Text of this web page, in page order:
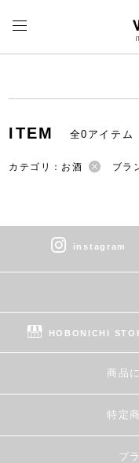
ITEM 全0アイテム
カテゴリ：お酒 ブラ
instagram
HOBONICHI
商品
特定
プ